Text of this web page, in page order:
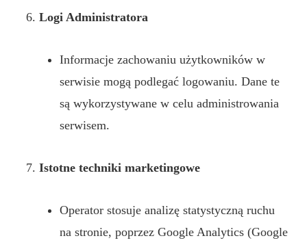
Logi Administratora
Informacje zachowaniu użytkowników w
serwisie mogą podlegać logowaniu. Dane te
są wykorzystywane w celu administrowania
serwisem.
Istotne techniki marketingowe
Operator stosuje analizę statystyczną ruchu
na stronie, poprzez Google Analytics (Google